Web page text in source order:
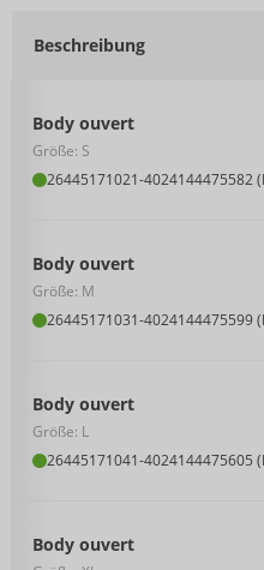
Beschreibung
Body ouvert
Größe: S
26445171021-4024144475582
Body ouvert
Größe: M
26445171031-4024144475599
Body ouvert
Größe: L
26445171041-4024144475605
Body ouvert